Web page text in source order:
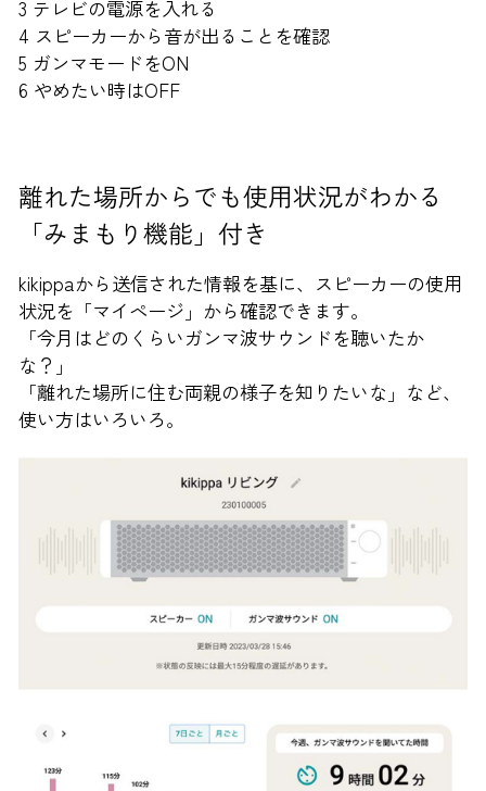
3 テレビの電源を入れる
4 スピーカーから音が出ることを確認
5 ガンマモードをON
6 やめたい時はOFF
離れた場所からでも使用状況がわかる
「みまもり機能」付き
kikippaから送信された情報を基に、スピーカーの使用
状況を「マイページ」から確認できます。
「今月はどのくらいガンマ波サウンドを聴いたか
な？」
「離れた場所に住む両親の様子を知りたいな」など、
使い方はいろいろ。